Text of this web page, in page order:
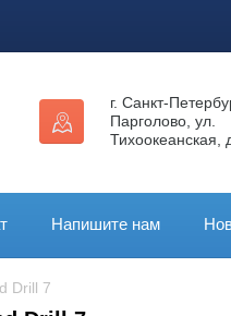
г. Санкт-
Парголово, ул.
Тихоокеанская,
Напишите нам
Drill 7